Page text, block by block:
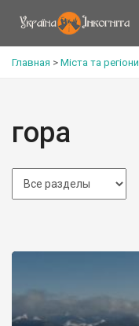
Главная > Міста та регіони
гора